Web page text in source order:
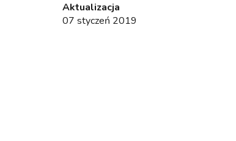
Aktualizacja
07 styczeń 2019